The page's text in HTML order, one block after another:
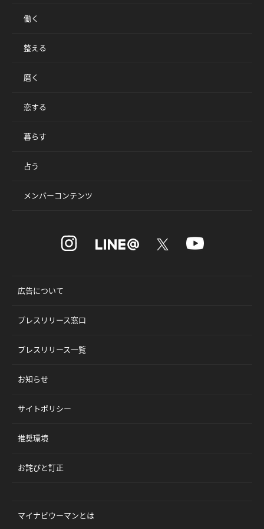
働く
整える
磨く
恋する
暮らす
占う
メンバーコンテンツ
広告について
プレスリリース窓口
プレスリリース一覧
お知らせ
サイトポリシー
推奨環境
お詫びと訂正
マイナビウーマンとは